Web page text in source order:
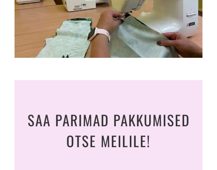
SAA PARIMAD PAKKUMISED
OTSE MEILILE!